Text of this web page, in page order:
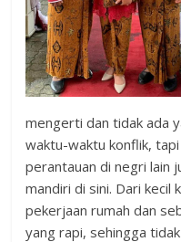
mengerti dan tidak ada
waktu-waktu konflik,
perantauan di negri lain
mandiri di sini. Dari kecil
pekerjaan rumah dan
yang rapi, sehingga